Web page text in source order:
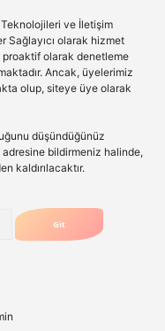
ve İletişim
Sağlayıcı olarak hizmet
olarak denetleme
Ancak, üyelerimiz
olup, siteye üye olarak
düşündüğünüz
adresine bildirmeniz halinde,
kaldırılacaktır.